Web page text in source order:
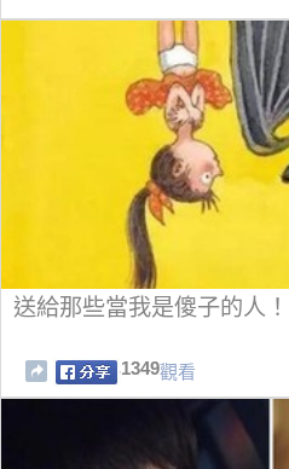
送給那些當我是傻子的人！
1349觀看